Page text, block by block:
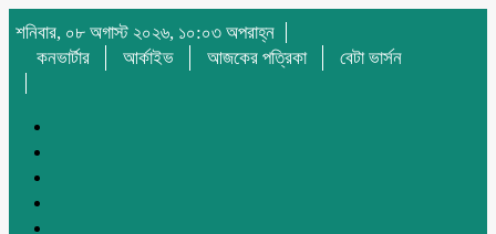
শনিবার, ০৮ অগাস্ট ২০২৬, ১০:০৩ অপরাহ্ন
কনভার্টার
আর্কাইভ আজকের পত্রিকা বেটা ভার্সন